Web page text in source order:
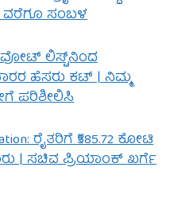
ವರೆಗೂ ಸಂಬಳ
ವೋಟ್ ಲಿಸ್ಟ್‌ನಿಂದ
ಹೆಸರು ಕಟ್ | ನಿಮ್ಮ
ಪರಿಶೀಲಿಸಿ
ರೈತರಿಗೆ ₹585.72 ಕೋಟಿ
| ಸಚಿವ ಪ್ರಿಯಾಂಕ್ ಖರ್ಗೆ